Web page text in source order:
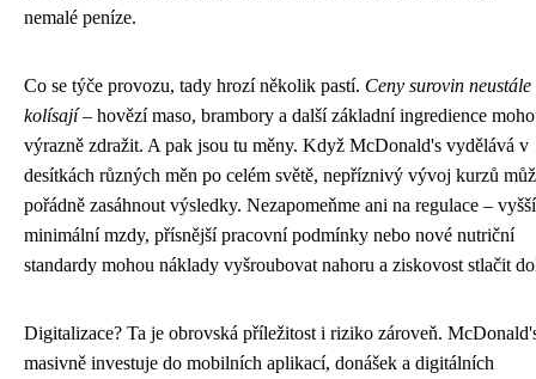
nemalé peníze.
Co se týče provozu, tady hrozí několik pastí. Ceny surovin neustále
kolísají– hovězí maso, brambory a další základní ingredience
výrazně zdražit. A pak jsou tu měny. Když McDonald's vydělává v
desítkách různých měn po celém světě, nepříznivý vývoj kurzů
pořádně zasáhnout výsledky. Nezapomeňme ani na regulace – vyšší
minimální mzdy, přísnější pracovní podmínky nebo nové nutriční
standardy mohou náklady vyšroubovat nahoru a ziskovost stlačit
Digitalizace? Ta je obrovská příležitost i riziko zároveň.
masivně investuje do mobilních aplikací, donášek a digitálních